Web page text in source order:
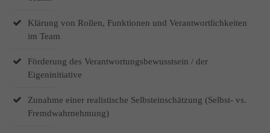
Klärung von Rollen, Funktionen und Verantwortlichkeiten
im Team
Förderung des Verantwortungsbewusstsein / der
Eigeninitiative
Zunahme einer realistische Selbsteinschätzung (Selbst- vs.
Fremdwahrnehmung)